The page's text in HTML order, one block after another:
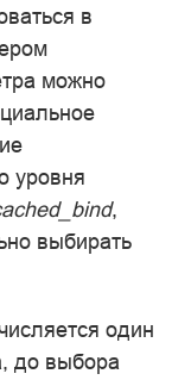
в
можно
уровня
,
выбирать
один
до выбора